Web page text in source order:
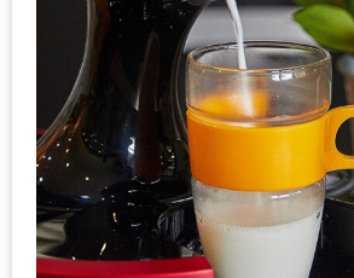
CRYSTAL
เชียงใหม่
ฟรี
2
ท่าน
ลุ้น